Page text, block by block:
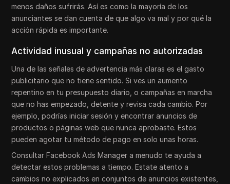
menos daños sufrirás. Así es como la mayoría de los
anunciantes se dan cuenta de que algo va mal y por qué la
acción rápida es importante.
Actividad inusual y campañas no autorizadas
Una de las señales de advertencia más claras es el gasto
publicitario que no tiene sentido. Si ves un aumento
repentino en tu presupuesto diario, o campañas en marcha
que no has empezado, detente y revisa cada cambio. Por
ejemplo, podrías iniciar sesión y encontrar anuncios de
productos o páginas web que nunca aprobaste. Estos
pueden agotar tu método de pago en solo unas horas.
Consultar Facebook Ads Manager a menudo te ayuda a
detectar estos problemas a tiempo. Estate atento a
cambios no explicados en conjuntos de anuncios existentes,